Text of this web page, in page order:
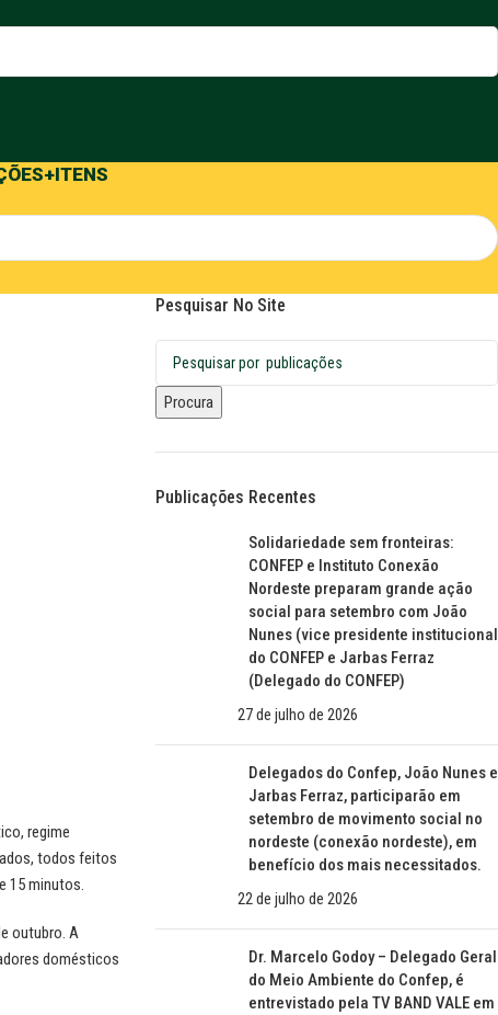
+ITENS
regime
todos feitos
15 minutos.
outubro. A
domésticos
Pesquisar No Site
Procura
Publicações Recentes
Solidariedade sem fronteiras:
CONFEP e Instituto Conexão
Nordeste preparam grande ação
social para setembro com João
Nunes (vice presidente institucional
do CONFEP e Jarbas Ferraz
(Delegado do CONFEP)
27 de julho de 2026
Delegados do Confep, João Nunes e
Jarbas Ferraz, participarão em
setembro de movimento social no
nordeste (conexão nordeste), em
benefício dos mais necessitados.
22 de julho de 2026
Dr. Marcelo Godoy – Delegado Geral
do Meio Ambiente do Confep, é
entrevistado pela TV BAND VALE em